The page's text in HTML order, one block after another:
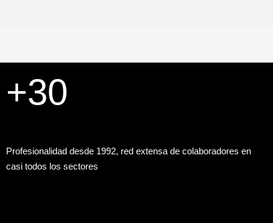
+30
Profesionalidad desde 1992, red extensa de colaboradores en
casi todos los sectores